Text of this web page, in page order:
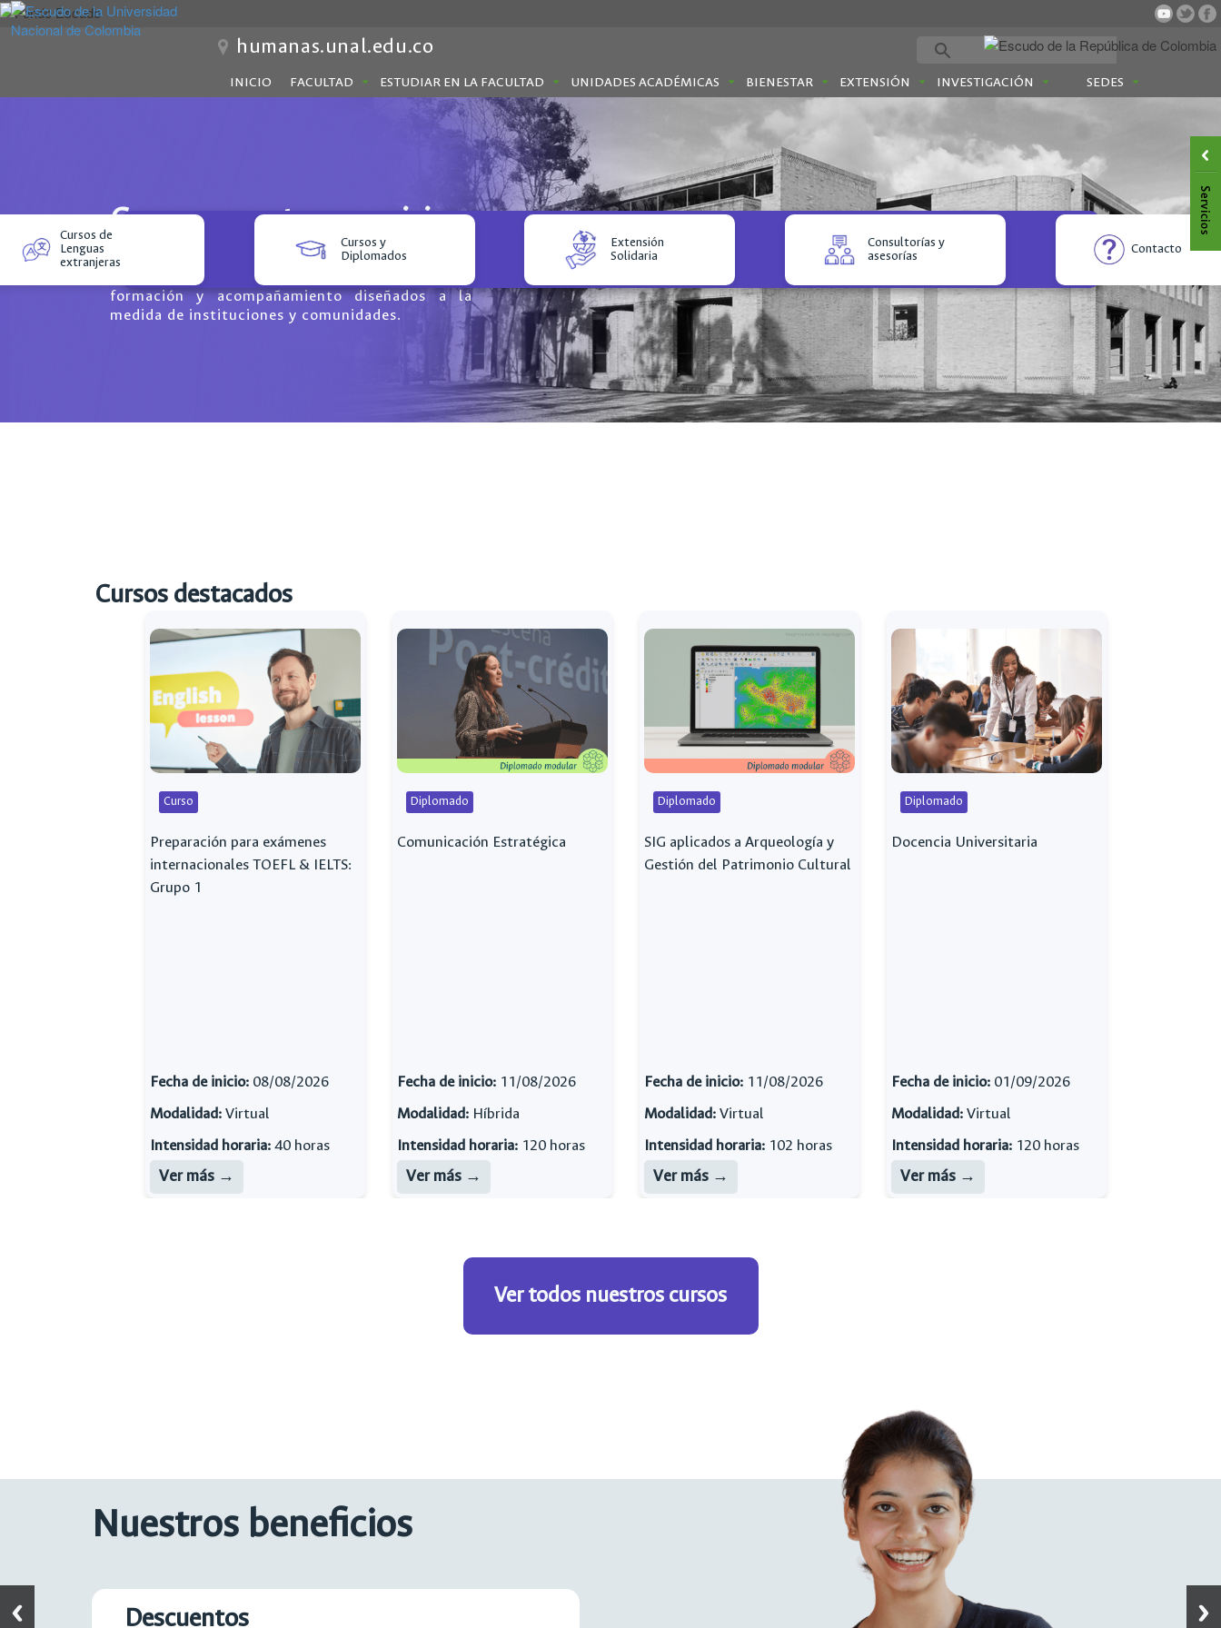
humanas.unal.edu.co
INICIO FACULTAD ESTUDIAR EN LA FACULTAD UNIDADES ACADÉMICAS BIENESTAR EXTENSIÓN INVESTIGACIÓN SEDES
Conoce nuestros servicios
Desde programas abiertos al público, como
cursos y diplomados, hasta procesos de
formación y acompañamiento diseñados a la
medida de instituciones y comunidades.
Cursos de
Lenguas
extranjeras
Cursos y
Diplomados
Extensión
Solidaria
Consultorías y
asesorías
Contacto
Cursos destacados
Curso
Preparación para exámenes
internacionales TOEFL & IELTS:
Grupo 1
Fecha de inicio: 08/08/2026
Modalidad: Virtual
Intensidad horaria: 40 horas
Ver más
Diplomado
Comunicación Estratégica
Fecha de inicio: 11/08/2026
Modalidad: Híbrida
Intensidad horaria: 120 horas
Ver más
Diplomado
SIG aplicados a Arqueología y
Gestión del Patrimonio Cultural
Fecha de inicio: 11/08/2026
Modalidad: Virtual
Intensidad horaria: 102 horas
Ver más
Diplomado
Docencia Universitaria
Fecha de inicio: 01/09/2026
Modalidad: Virtual
Intensidad horaria: 120 horas
Ver más
Ver todos nuestros cursos
Nuestros beneficios
Descuentos
Networking